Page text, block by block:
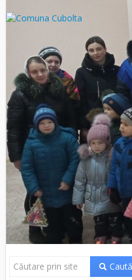
Caută